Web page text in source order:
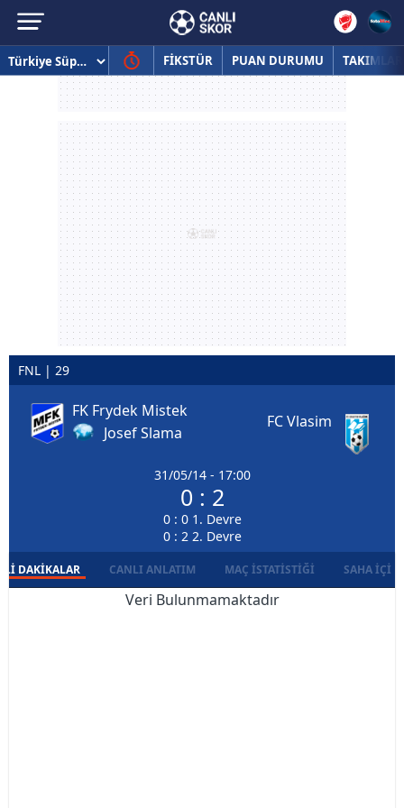
FİKSTÜR PUAN DURUMU TAKIMLAR
FNL | 29
FK Frydek Mistek
Josef Slama
31/05/14 - 17:00
0 : 2
0 : 0 1. Devre
0 : 2 2. Devre
FC Vlasim
DAKIKALAR CANLI ANLATIM MAÇ İSTATISTIĞI SAHA İÇI
Veri Bulunmamaktadır